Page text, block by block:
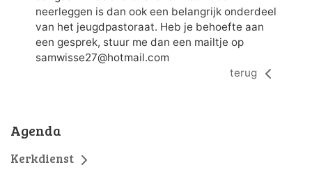
neerleggen is dan ook een belangrijk onderdeel
van het jeugdpastoraat. Heb je behoefte aan
een gesprek, stuur me dan een mailtje op
samwisse27@hotmail.com
terug
Agenda
Kerkdienst